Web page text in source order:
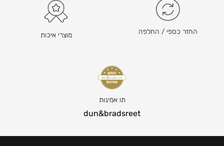
החזר כספי / החלפה מוצרי איכות
תו אמינות
dun&bradsreet